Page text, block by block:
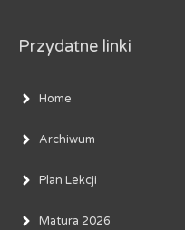
Przydatne linki
Home
Archiwum
Plan Lekcji
Matura 2026